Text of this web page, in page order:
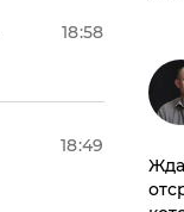
18:58
18:49